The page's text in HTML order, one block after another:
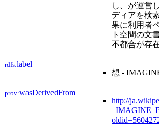
し、が運営
ディアを検
果に利用者
ト空間の文
不都合が存
rdfs:label
想 -
prov:wasDerivedFrom
http://